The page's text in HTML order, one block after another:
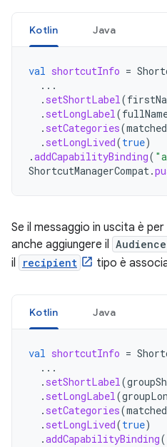
Kotlin Java
val shortcutInfo =
...
. setShortLabel(
. setLongLabel(
. setCategories(
. setLongLived(true)
.addCapabilityBinding(
ShortcutManagerCompat.
Se il messaggio in uscita è
anche aggiungere il Audience
il
recipient tipo è
Kotlin Java
val shortcutInfo =
...
. setShortLabel(
. setLongLabel(
. setCategories(
. setLongLived(true)
.addCapabilityBinding(